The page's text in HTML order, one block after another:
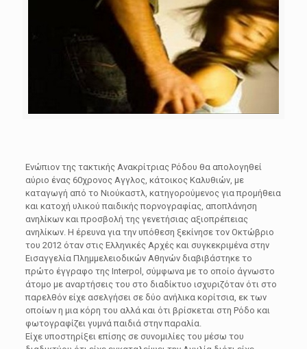
Ενώπιον της τακτικής Ανακρίτριας Ρόδου θα απολογηθεί
αύριο ένας 60χρονος Αγγλος, κάτοικος Καλυθιών, με
καταγωγή από το Νιούκαστλ, κατηγορούμενος για προμήθεια
και κατοχή υλικού παιδικής πορνογραφίας, αποπλάνηση
ανηλίκων και προσβολή της γενετήσιας αξιοπρέπειας
ανηλίκων. Η έρευνα για την υπόθεση ξεκίνησε τον Οκτώβριο
του 2012 όταν στις Ελληνικές Αρχές και συγκεκριμένα στην
Εισαγγελία Πλημμελειοδικών Αθηνών διαβιβάστηκε το
πρώτο έγγραφο της Interpol, σύμφωνα με το οποίο άγνωστο
άτομο με αναρτήσεις του στο διαδίκτυο ισχυριζόταν ότι στο
παρελθόν είχε ασελγήσει σε δύο ανήλικα κορίτσια, εκ των
οποίων η μια κόρη του αλλά και ότι βρίσκεται στη Ρόδο και
φωτογραφίζει γυμνά παιδιά στην παραλία.
Είχε υποστηρίξει επίσης σε συνομιλίες του μέσω του